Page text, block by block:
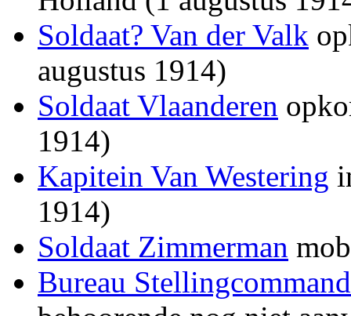
Soldaat? Van der Valk
augustus 1914)
Soldaat Vlaanderen
1914)
Kapitein Van Westering
1914)
Soldaat Zimmerman
Bureau